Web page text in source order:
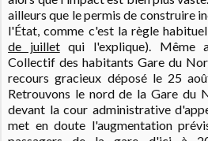
ailleurs que le permis de construire
l'État, comme c'est la règle
de juilletqui l'explique). Même
Collectif des habitants Gare du
recours gracieux déposé le 25
Retrouvons le nord de la Gare du
devant la cour administrative
met en doute l'augmentation